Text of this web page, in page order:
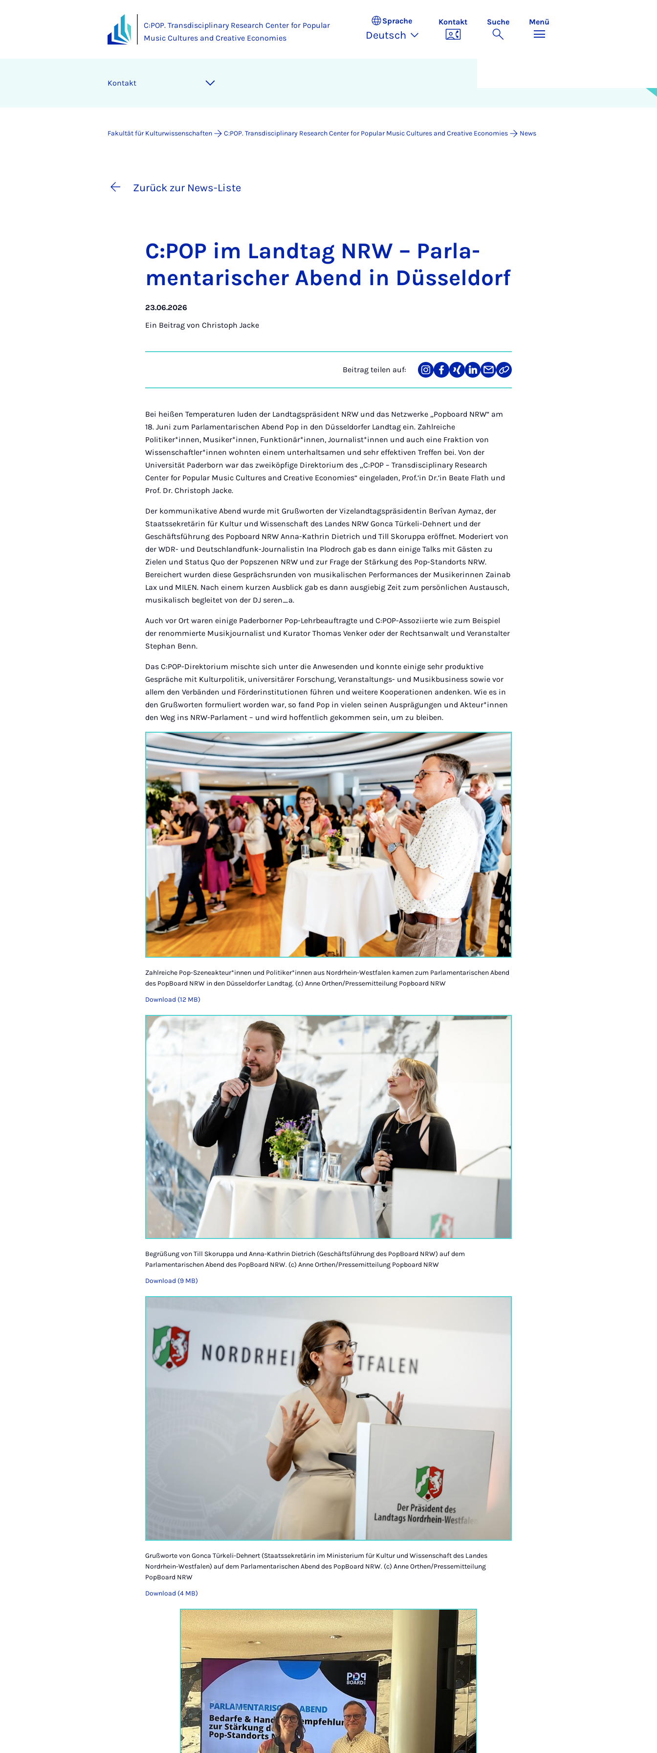
C:POP. Transdisciplinary Research Center for Popular
Music Cultures and Creative Economies
Sprache
Deutsch
Kontakt Suche Menü
Kontakt
Fakultät für Kulturwissenschaften C:POP. Transdisciplinary Research Center for Popular Music Cultures and Creative Economies News
Zurück zur News-Liste
C:POP im Land­tag NRW – Pa­r­la­
men­ta­ri­scher Abend in Düs­sel­dorf
23.06.2026
Ein Beitrag vonChristoph Jacke
Beitrag teilen auf:
Teilen
auf
Teilen
auf
Teilen
auf
Teilen
auf
Teilen
über
Mail
Link
kopieren
Bei heißen Temperaturen luden der Landtagspräsident NRW und das Netzwerke „Popboard NRW“ am
18. Juni zum Parlamentarischen Abend Pop in den Düsseldorfer Landtag ein. Zahlreiche
Politiker*innen, Musiker*innen, Funktionär*innen, Journalist*innen und auch eine Fraktion von
Wissenschaftler*innen wohnten einem unterhaltsamen und sehr effektiven Treffen bei. Von der
Universität Paderborn war das zweiköpfige Direktorium des „C:POP – Transdisciplinary Research
Center for Popular Music Cultures and Creative Economies“ eingeladen, Prof.‘in Dr.‘in Beate Flath und
Prof. Dr. Christoph Jacke.
Der kommunikative Abend wurde mit Grußworten der Vizelandtagspräsidentin Berîvan Aymaz, der
Staatssekretärin für Kultur und Wissenschaft des Landes NRW Gonca Türkeli-Dehnert und der
Geschäftsführung des Popboard NRW Anna-Kathrin Dietrich und Till Skoruppa eröffnet. Moderiert von
der WDR- und Deutschlandfunk-Journalistin Ina Plodroch gab es dann einige Talks mit Gästen zu
Zielen und Status Quo der Popszenen NRW und zur Frage der Stärkung des Pop-Standorts NRW.
Bereichert wurden diese Gesprächsrunden von musikalischen Performances der Musikerinnen Zainab
Lax und MILEN. Nach einem kurzen Ausblick gab es dann ausgiebig Zeit zum persönlichen Austausch,
musikalisch begleitet von der DJ seren_a.
Auch vor Ort waren einige Paderborner Pop-Lehrbeauftragte und C:POP-Assoziierte wie zum Beispiel
der renommierte Musikjournalist und Kurator Thomas Venker oder der Rechtsanwalt und Veranstalter
Stephan Benn.
Das C:POP-Direktorium mischte sich unter die Anwesenden und konnte einige sehr produktive
Gespräche mit Kulturpolitik, universitärer Forschung, Veranstaltungs- und Musikbusiness sowie vor
allem den Verbänden und Förderinstitutionen führen und weitere Kooperationen andenken. Wie es in
den Grußworten formuliert worden war, so fand Pop in vielen seinen Ausprägungen und Akteur*innen
den Weg ins NRW-Parlament – und wird hoffentlich gekommen sein, um zu bleiben.
Zahlreiche Pop-Szeneakteur*innen und Politiker*innen aus Nordrhein-Westfalen kamen zum Parlamentarischen Abend
des PopBoard NRW in den Düsseldorfer Landtag. (c) Anne Orthen/Pressemitteilung Popboard NRW
Download (12 MB)
Begrüßung von Till Skoruppa und Anna-Kathrin Dietrich (Geschäftsführung des PopBoard NRW) auf dem
Parlamentarischen Abend des PopBoard NRW. (c) Anne Orthen/Pressemitteilung Popboard NRW
Download (9 MB)
Grußworte von Gonca Türkeli-Dehnert (Staatssekretärin im Ministerium für Kultur und Wissenschaft des Landes
Nordrhein-Westfalen) auf dem Parlamentarischen Abend des PopBoard NRW. (c) Anne Orthen/Pressemitteilung
PopBoard NRW
Download (4 MB)